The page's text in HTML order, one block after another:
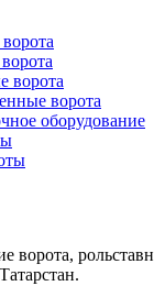
ворота
ворота
оборудование
ворота,